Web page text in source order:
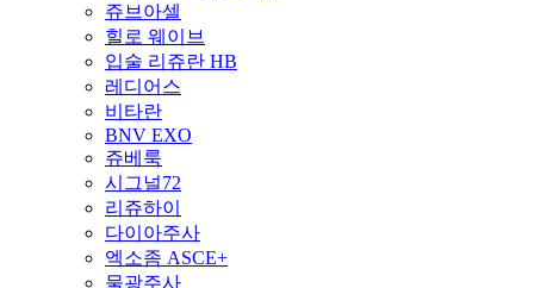
쥬브아셀
힐로 웨이브
입술 리쥬란 HB
레디어스
비타란
BNV EXO
쥬베룩
시그널72
리쥬하이
다이아주사
엑소좀 ASCE+
물광주사